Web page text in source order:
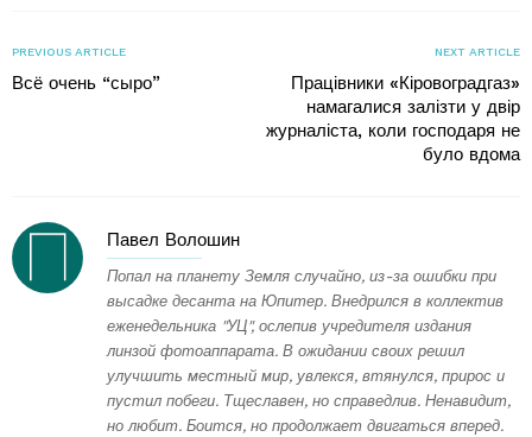
PREVIOUS ARTICLE
Всё очень “сыро”
NEXT ARTICLE
Працівники «Кіровоградгаз»
намагалися залізти у двір
журналіста, коли господаря не
було вдома
Павел Волошин
Попал на планету Земля случайно, из-за ошибки при
высадке десанта на Юпитер. Внедрился в коллектив
еженедельника "УЦ", ослепив учредителя издания
линзой фотоаппарата. В ожидании своих решил
улучшить местный мир, увлекся, втянулся, прирос и
пустил побеги. Тщеславен, но справедлив. Ненавидит,
но любит. Боится, но продолжает двигаться вперед.